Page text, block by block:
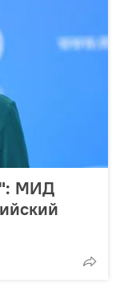
МИД